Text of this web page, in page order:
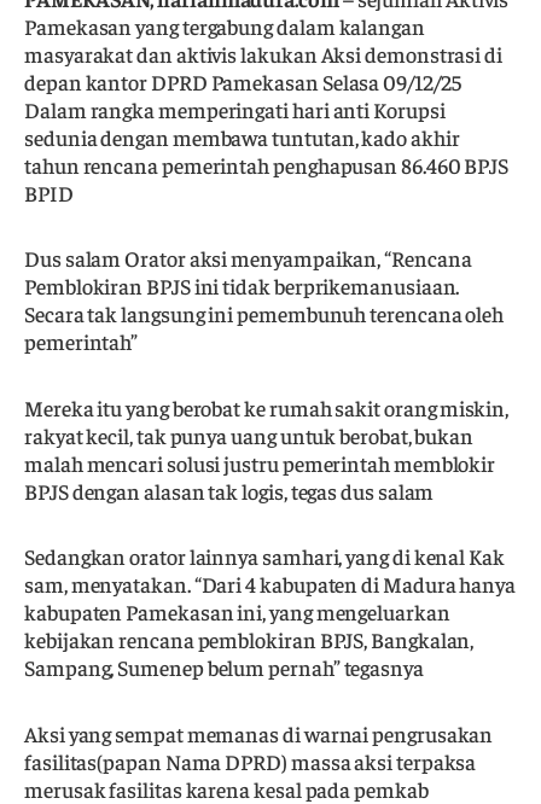
Pamekasan yang tergabung dalam kalangan
masyarakat dan aktivis lakukan Aksi demonstrasi di
depan kantor DPRD Pamekasan Selasa 09/12/25
Dalam rangka memperingati hari anti Korupsi
sedunia dengan membawa tuntutan, kado akhir
tahun rencana pemerintah penghapusan 86.460 BPJS
BPID
Dus salam Orator aksi menyampaikan, “Rencana
Pemblokiran BPJS ini tidak berprikemanusiaan.
Secara tak langsung ini pemembunuh terencana oleh
pemerintah”
Mereka itu yang berobat ke rumah sakit orang miskin,
rakyat kecil, tak punya uang untuk berobat, bukan
malah mencari solusi justru pemerintah memblokir
BPJS dengan alasan tak logis, tegas dus salam
Sedangkan orator lainnya samhari, yang di kenal Kak
sam, menyatakan. “Dari 4 kabupaten di Madura hanya
kabupaten Pamekasan ini, yang mengeluarkan
kebijakan rencana pemblokiran BPJS, Bangkalan,
Sampang, Sumenep belum pernah” tegasnya
Aksi yang sempat memanas di warnai pengrusakan
fasilitas(papan Nama DPRD) massa aksi terpaksa
merusak fasilitas karena kesal pada pemkab